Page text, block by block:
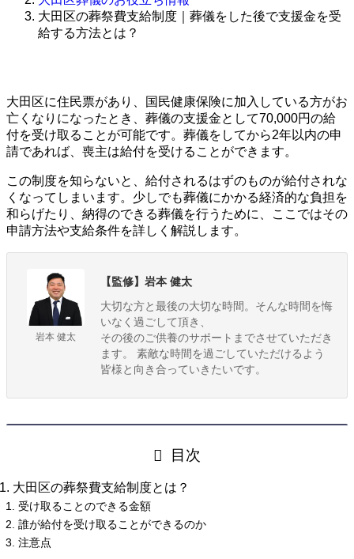
大田区の葬祭費支給制度｜葬儀をした後で支援金を受
給する方法とは？
大田区に住民票があり、国民健康保険に加入している方がお
亡くなりになったとき、葬儀の支援金として70,000円の給
付を受け取ることが可能です。葬儀をしてから2年以内の申
請であれば、喪主は給付を受けることができます。
この制度を知らないと、給付されるはずのものが給付されな
くなってしまいます。少しでも葬儀にかかる経済的な負担を
和らげたり、納得のできる葬儀を行うために、ここではその
申請方法や支給条件を詳しく解説します。
岩本 健太
【監修】岩本 健太
大切な方と最後の大切な時間。そんな時間を悔
いなく過ごして頂き、
その後のご供養のサポートまでさせていただき
ます。 素敵な時間を過ごしていただけるよう
皆様と向き合っていきたいです。
目次
大田区の葬祭費支給制度とは？
受け取ることのできる金額
誰が給付を受け取ることができるのか
注意点